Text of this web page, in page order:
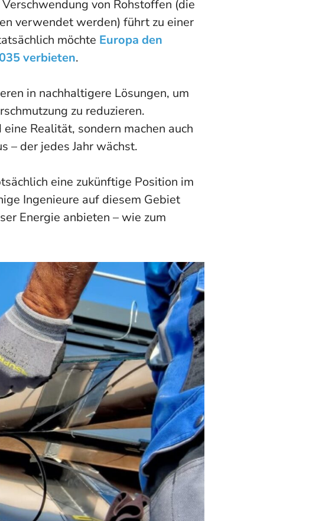
von Rohstoffen (die
verwendet werden) führt zu einer
möchte Europa den
verbieten.
in nachhaltigere Lösungen, um
zu reduzieren.
Realität, sondern machen auch
– der jedes Jahr wächst.
eine zukünftige Position im
Ingenieure auf diesem Gebiet
Energie anbieten – wie zum